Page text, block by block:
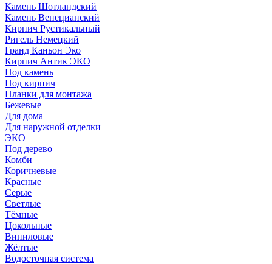
Камень Шотландский
Камень Венецианский
Кирпич Рустикальный
Ригель Немецкий
Гранд Каньон Эко
Кирпич Антик ЭКО
Под камень
Под кирпич
Планки для монтажа
Бежевые
Для дома
Для наружной отделки
ЭКO
Под дерево
Комби
Коричневые
Красные
Серые
Светлые
Тёмные
Цокольные
Виниловые
Жёлтые
Водосточная система